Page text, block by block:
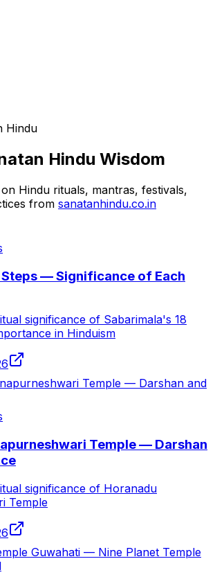
Hindu
Hindu Wisdom
Hindu rituals, mantras, festivals,
from sanatanhindu.co.in
Steps — Significance of Each
significance of Sabarimala's 18
in Hinduism
Temple — Darshan and
Temple — Darshan
significance of Horanadu
Temple
Guwahati — Nine Planet Temple